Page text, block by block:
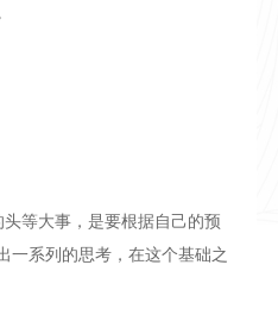
等大事，是要根据自己的预
一系列的思考，在这个基础之